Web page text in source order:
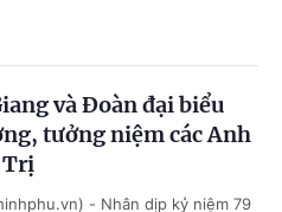
và Đoàn đại biểu
tưởng niệm các Anh
Trị
- Nhân dịp kỷ niệm 79